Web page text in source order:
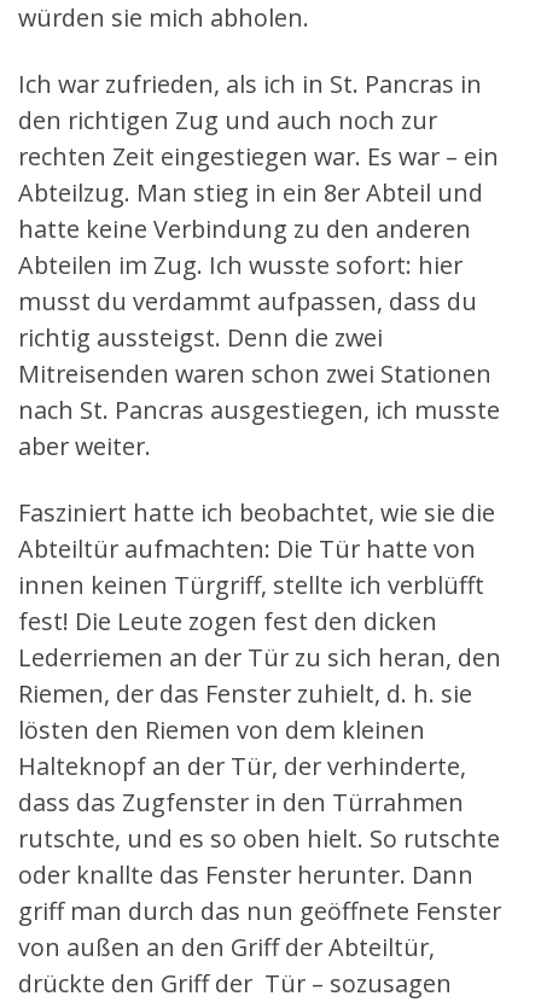
würden sie mich abholen.
Ich war zufrieden, als ich in St. Pancras in
den richtigen Zug und auch noch zur
rechten Zeit eingestiegen war. Es war – ein
Abteilzug. Man stieg in ein 8er Abteil und
hatte keine Verbindung zu den anderen
Abteilen im Zug. Ich wusste sofort: hier
musst du verdammt aufpassen, dass du
richtig aussteigst. Denn die zwei
Mitreisenden waren schon zwei Stationen
nach St. Pancras ausgestiegen, ich musste
aber weiter.
Fasziniert hatte ich beobachtet, wie sie die
Abteiltür aufmachten: Die Tür hatte von
innen keinen Türgriff, stellte ich verblüfft
fest! Die Leute zogen fest den dicken
Lederriemen an der Tür zu sich heran, den
Riemen, der das Fenster zuhielt, d. h. sie
lösten den Riemen von dem kleinen
Halteknopf an der Tür, der verhinderte,
dass das Zugfenster in den Türrahmen
rutschte, und es so oben hielt. So rutschte
oder knallte das Fenster herunter. Dann
griff man durch das nun geöffnete Fenster
von außen an den Griff der Abteiltür,
drückte den Griff der Tür – sozusagen